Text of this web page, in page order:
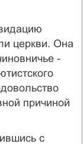
церкви. Она
-
причиной
с